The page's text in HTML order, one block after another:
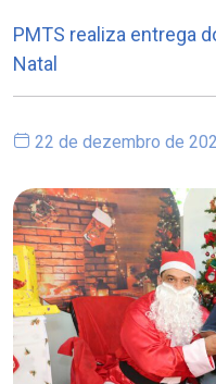
PMTS realiza entrega
Natal
22 de dezembro de